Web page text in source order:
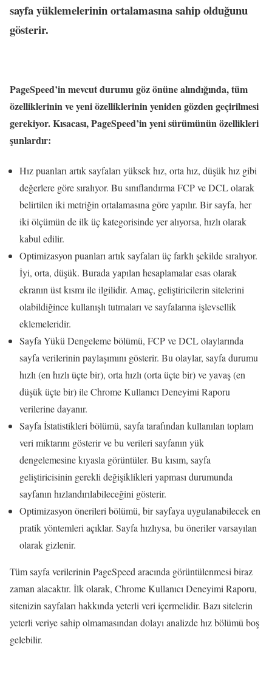
sayfa yüklemelerinin ortalamasına sahip olduğunu
gösterir.
PageSpeed’in mevcut durumu göz önüne alındığında, tüm
özelliklerinin ve yeni özelliklerinin yeniden gözden geçirilmesi
gerekiyor. Kısacası, PageSpeed’in yeni sürümünün özellikleri
şunlardır:
Hız puanları artık sayfaları yüksek hız, orta hız, düşük hız gibi
değerlere göre sıralıyor. Bu sınıflandırma FCP ve DCL olarak
belirtilen iki metriğin ortalamasına göre yapılır. Bir sayfa, her
iki ölçümün de ilk üç kategorisinde yer alıyorsa, hızlı olarak
kabul edilir.
Optimizasyon puanları artık sayfaları üç farklı şekilde sıralıyor.
İyi, orta, düşük. Burada yapılan hesaplamalar esas olarak
ekranın üst kısmı ile ilgilidir. Amaç, geliştiricilerin sitelerini
olabildiğince kullanışlı tutmaları ve sayfalarına işlevsellik
eklemeleridir.
Sayfa Yükü Dengeleme bölümü, FCP ve DCL olaylarında
sayfa verilerinin paylaşımını gösterir. Bu olaylar, sayfa durumu
hızlı (en hızlı üçte bir), orta hızlı (orta üçte bir) ve yavaş (en
düşük üçte bir) ile Chrome Kullanıcı Deneyimi Raporu
verilerine dayanır.
Sayfa İstatistikleri bölümü, sayfa tarafından kullanılan toplam
veri miktarını gösterir ve bu verileri sayfanın yük
dengelemesine kıyasla görüntüler. Bu kısım, sayfa
geliştiricisinin gerekli değişiklikleri yapması durumunda
sayfanın hızlandırılabileceğini gösterir.
Optimizasyon önerileri bölümü, bir sayfaya uygulanabilecek en
pratik yöntemleri açıklar. Sayfa hızlıysa, bu öneriler varsayılan
olarak gizlenir.
Tüm sayfa verilerinin PageSpeed ​​aracında görüntülenmesi biraz
zaman alacaktır. İlk olarak, Chrome Kullanıcı Deneyimi Raporu,
sitenizin sayfaları hakkında yeterli veri içermelidir. Bazı sitelerin
yeterli veriye sahip olmamasından dolayı analizde hız bölümü boş
gelebilir.